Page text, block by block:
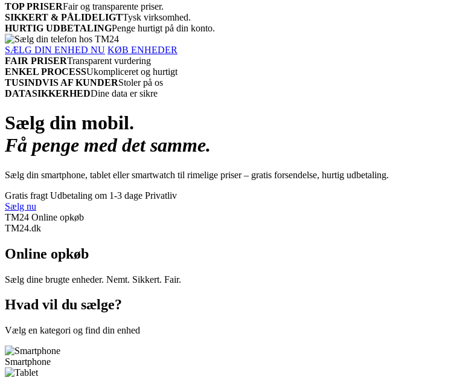
TOP PRISERFair og transparente priser.
SIKKERT & PÅLIDELIGTTysk virksomhed.
HURTIG UDBETALINGPenge hurtigt på din konto.
SÆLG DIN ENHED NU KØB ENHEDER
FAIR PRISERTransparent vurdering
ENKEL PROCESSUkompliceret og hurtigt
TUSINDVIS AF KUNDERStoler på os
DATASIKKERHEDDine data er sikre
Sælg din mobil.
Få penge med det samme.
Sælg din smartphone, tablet eller smartwatch til rimelige priser – gratis forsendelse, hurtig udbetaling.
Gratis fragt Udbetaling om 1-3 dage Privatliv
Sælg nu
TM24 Online opkøb
TM24.dk
Online opkøb
Sælg dine brugte enheder. Nemt. Sikkert. Fair.
Hvad vil du sælge?
Vælg en kategori og find din enhed
Smartphone